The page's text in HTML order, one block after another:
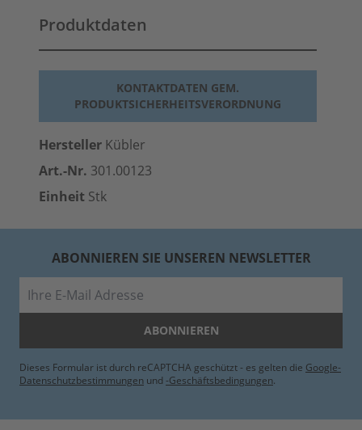
Produktdaten
KONTAKTDATEN GEM.
PRODUKTSICHERHEITSVERORDNUNG
Hersteller Kübler
Art.-Nr. 301.00123
Einheit Stk
ABONNIEREN SIE UNSEREN NEWSLETTER
ABONNIEREN
Dieses Formular ist durch reCAPTCHA geschützt - es gelten die Google-
Datenschutzbestimmungen und -Geschäftsbedingungen.